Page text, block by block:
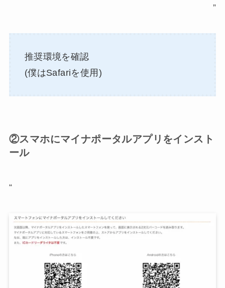
”
推奨環境を確認
(僕はSafariを使用)
②スマホにマイナポータルアプリをインスト
ール
“